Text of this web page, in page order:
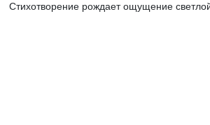
Стихотворение рождает ощущение